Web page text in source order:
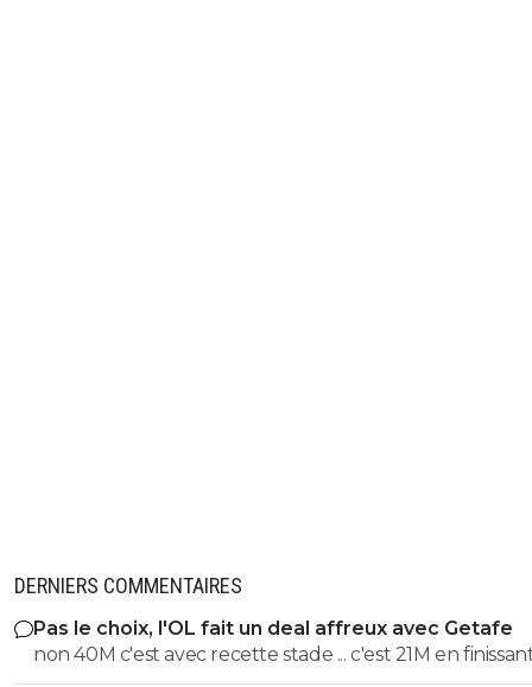
DERNIERS COMMENTAIRES
Pas le choix, l'OL fait un deal affreux avec Getafe
non 40M c'est avec recette stade ... c'est 21M en